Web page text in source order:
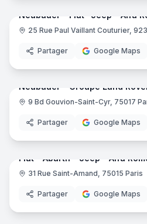
25 Rue Paul Vaillant Couturier,
Partager Google Maps
Neubauer - Groupe Land
9 Bd Gouvion-Saint-Cyr, 75017
Partager Google Maps
31 Rue Saint-Amand, 75015 Paris
Partager Google Maps